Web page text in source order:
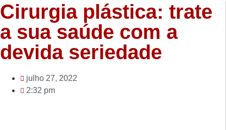
Cirurgia plástica: trate
a sua saúde com a
devida seriedade
julho 27, 2022
2:32 pm